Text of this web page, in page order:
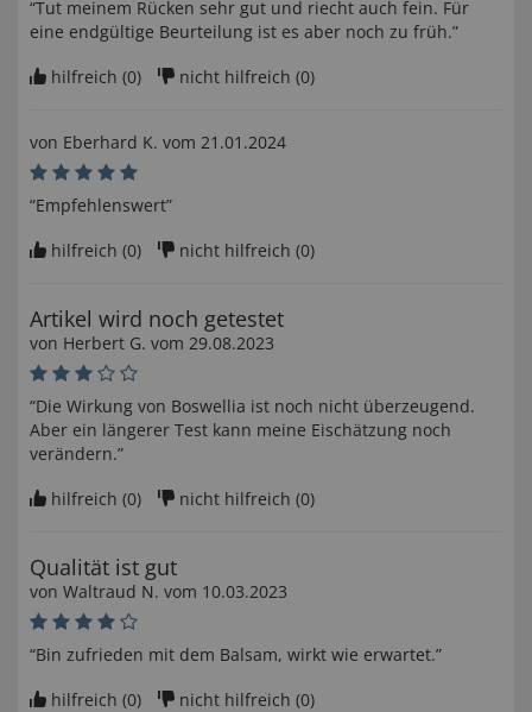
“Tut meinem Rücken sehr gut und riecht auch fein. Für
eine endgültige Beurteilung ist es aber noch zu früh.”
hilfreich (0) nicht hilfreich (0)
von Eberhard K. vom 21.01.2024
“Empfehlenswert”
hilfreich (0) nicht hilfreich (0)
Artikel wird noch getestet
von Herbert G. vom 29.08.2023
“Die Wirkung von Boswellia ist noch nicht überzeugend.
Aber ein längerer Test kann meine Eischätzung noch
verändern.”
hilfreich (0) nicht hilfreich (0)
Qualität ist gut
von Waltraud N. vom 10.03.2023
“Bin zufrieden mit dem Balsam, wirkt wie erwartet.”
hilfreich (0) nicht hilfreich (0)